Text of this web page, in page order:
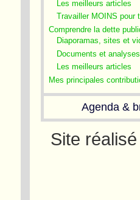
Les meilleurs articles
Travailler MOINS pour
Comprendre la dette
Diaporamas, sites et
Documents et analyses
Les meilleurs articles
Mes principales
Agenda &
Site réalisé